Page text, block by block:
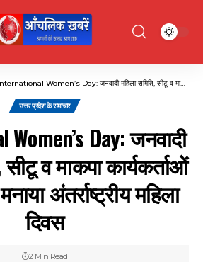
Women’s Day: जनवादी महिला समिति, सीटू व माकपा कार्यकर्ताओं ने धूमधाम से मनाया अंतर्राष्ट्रीय महिला दिवस
उत्तर प्रदेश के समाचार
Day: जनवादी
व माकपा कार्यकर्ताओं
अंतर्राष्ट्रीय महिला
दिवस
2 Min Read